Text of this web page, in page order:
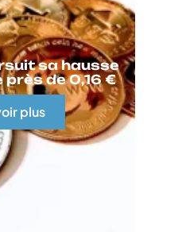
sa hausse
de 0,16 €
plus